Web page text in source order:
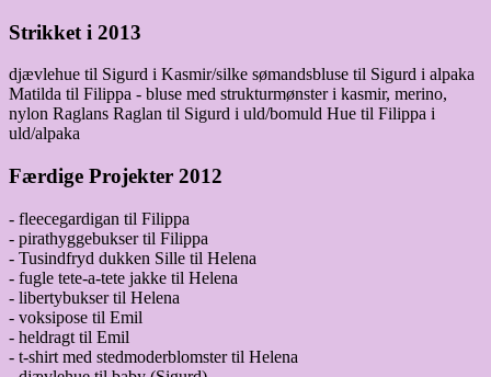
Strikket i 2013
djævlehue til Sigurd i Kasmir/silke sømandsbluse til Sigurd i alpaka
Matilda til Filippa - bluse med strukturmønster i kasmir, merino,
nylon Raglans Raglan til Sigurd i uld/bomuld Hue til Filippa i
uld/alpaka
Færdige Projekter 2012
- fleecegardigan til Filippa
- pirathyggebukser til Filippa
- Tusindfryd dukken Sille til Helena
- fugle tete-a-tete jakke til Helena
- libertybukser til Helena
- voksipose til Emil
- heldragt til Emil
- t-shirt med stedmoderblomster til Helena